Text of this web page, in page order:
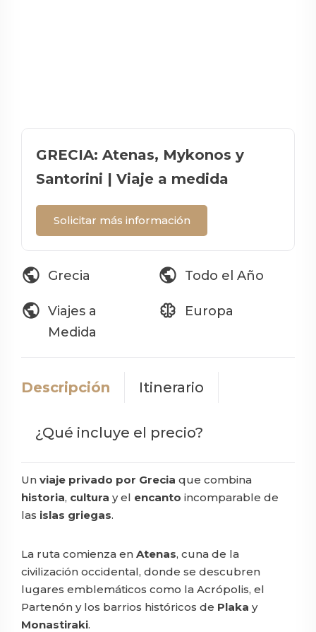
GRECIA: Atenas, Mykonos y
Santorini | Viaje a medida
Solicitar más información
public Grecia public Todo el Año
public Viajes a
Medida
neurology Europa
Descripción Itinerario
¿Qué incluye el precio?
Un viaje privado por Grecia que combina
historia, cultura y el encanto incomparable de
las islas griegas.
La ruta comienza en Atenas, cuna de la
civilización occidental, donde se descubren
lugares emblemáticos como la Acrópolis, el
Partenón y los barrios históricos de Plaka y
Monastiraki.